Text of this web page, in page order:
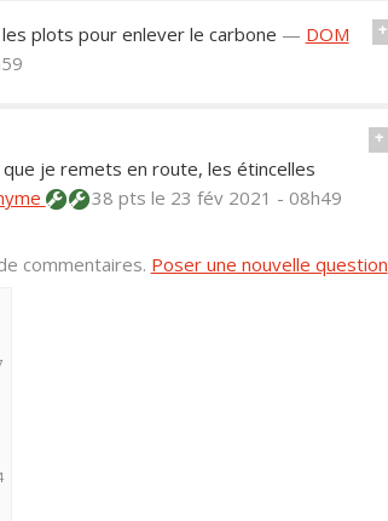
+
plots pour enlever le carbone — DOM
+
je remets en route, les étincelles
38 pts le 23 fév 2021 - 08h49
commentaires. Poser une nouvelle question